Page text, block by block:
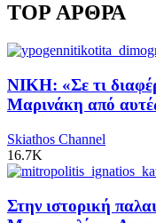
TOP ΑΡΘΡΑ
ΝΙΚΗ: «Σε τι
Μαρινάκη από
Skiathos Channel
16.7K
Στην ιστορική